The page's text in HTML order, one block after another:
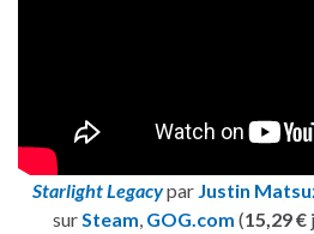
Starlight Legacypar Justin
sur Steam GOG.com (15,29 €